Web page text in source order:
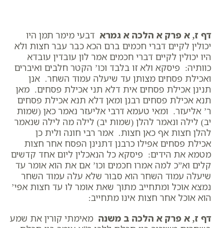
דף ז, א פרק א הלכה א גמרא דבעי מימר תמן היו
יכולין לקיים דברי חכמים ברם הכא כבר עבר חצות ולא
היו יכולין לקיים דברי חכמים אמר לון עובדין עובדא
כוותיה: פיסקא ולא זו בלבד וכו’ הקטר חלבים ואיברים
ואכילת פסחים מצותן עד שיעלה עמוד השחר. אנן
תנינן אכילת פסחים אית דלא תני אכילת פסחים. מאן
תנא אכילת פסחים רבנן ומאן דלא תנא אכילת פסחים
ר’ אליעזר. ומאי טעמא דרבי אליעזר נאמר כאן (שמות
יב) לילה ונאמר להלן (שמות יב) לילה מה לילה שנאמר
להלן חצות אף כאן חצות. אמר רבי חונה ולית כן
אכילת פסחים אפילו כרבנן דתנינן הפסח אחר חצות
מטמא את הידים: פיסקא כל הנאכלין ליום אחד קדשים
קלים וא”כ למה אמרו חכמים וכו’ אם את הוא אומר עד
שיעלה עמוד השחר הוא סבור שלא עלה עמוד השחר
נמצא אוכל ומתחייב מתוך שאת אומר לו עד חצות אפי’
הוא אוכל אחר חצות אינו מתחייב:
דף ז, א פרק א הלכה ב משנה מאימתי קורין את שמע